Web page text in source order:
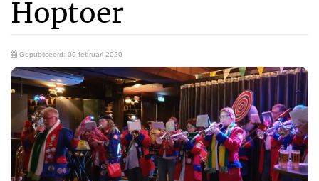
Hoptoer
Gepubliceerd: 09 februari 2020